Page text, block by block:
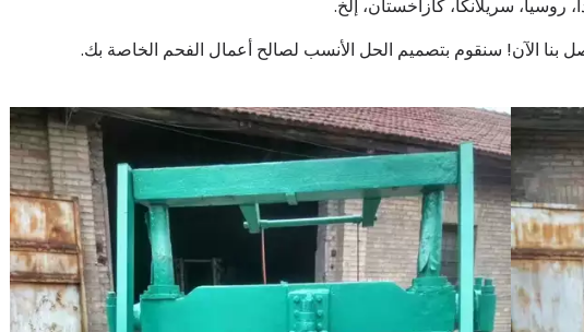
روسيا، سريلانكا، كازاخستان، إلخ.
بنا الآن! سنقوم بتصميم الحل الأنسب لصالح أعمال الفحم الخاصة بك.